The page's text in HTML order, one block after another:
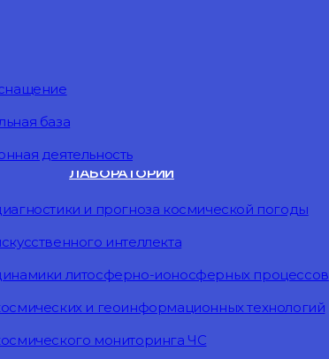
база
деятельность
ЛАБОРАТОРИИ
и прогноза космической погоды
интеллекта
литосферно-ионосферных процессов
и геоинформационных технологий
мониторинга ЧС